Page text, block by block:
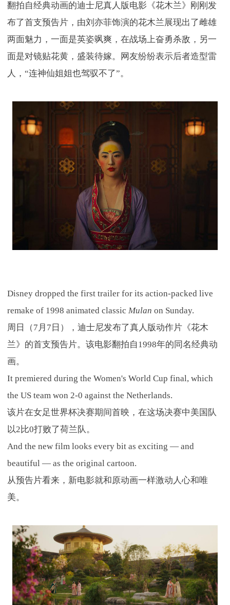
翻拍自经典动画的迪士尼真人版电影《花木兰》刚刚发
布了首支预告片，由刘亦菲饰演的花木兰展现出了雌雄
两面魅力，一面是英姿飒爽，在战场上奋勇杀敌，另一
面是对镜贴花黄，盛装待嫁。网友纷纷表示后者造型雷
人，“连神仙姐姐也驾驭不了”。
Disney dropped the first trailer for its action-packed live
remake of 1998 animated classic Mulan on Sunday.
周日（7月7日），迪士尼发布了真人版动作片《花木
兰》的首支预告片。该电影翻拍自1998年的同名经典动
画。
It premiered during the Women's World Cup final, which
the US team won 2-0 against the Netherlands.
该片在女足世界杯决赛期间首映，在这场决赛中美国队
以2比0打败了荷兰队。
And the new film looks every bit as exciting — and
beautiful — as the original cartoon.
从预告片看来，新电影就和原动画一样激动人心和唯
美。